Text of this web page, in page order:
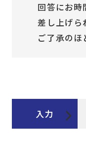
回答にお時
差し上げら
ご了承のほ
入力